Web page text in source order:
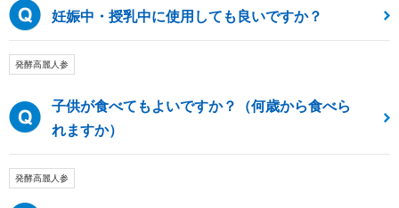
妊娠中・授乳中に使用しても良いですか？
発酵高麗人参
子供が食べてもよいですか？（何歳から食べら
れますか）
発酵高麗人参